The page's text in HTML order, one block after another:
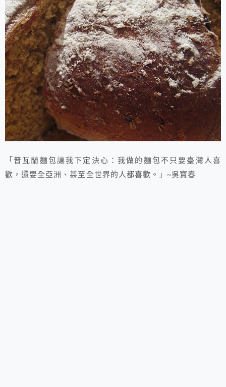
「普瓦蘭麵包讓我下定決心：我做的麵包不只要臺灣人喜
歡，還要全亞洲、甚至全世界的人都喜歡。」~吳寶春